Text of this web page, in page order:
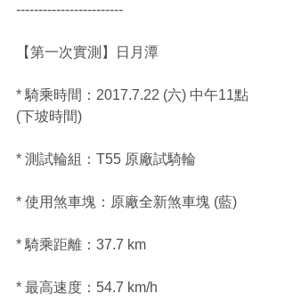
------------------------
【第一次實測】日月潭
* 騎乘時間：2017.7.22 (六) 中午11點
(下坡時間)
* 測試輪組：T55 原廠試騎輪
* 使用煞車塊：原廠全新煞車塊 (藍)
* 騎乘距離：37.7 km
* 最高速度：54.7 km/h